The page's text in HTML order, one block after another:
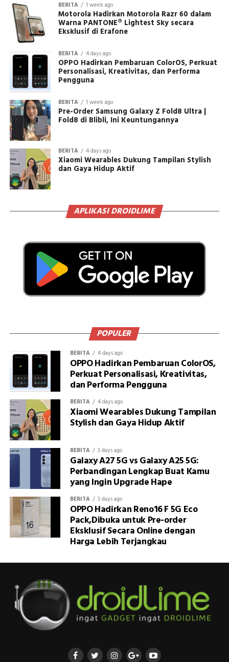
BERITA 1 week ago
Motorola Hadirkan Motorola Razr 60 dalam
Warna PANTONE® Lightest Sky secara
Eksklusif di Erafone
BERITA 4 days ago
OPPO Hadirkan Pembaruan ColorOS, Perkuat
Personalisasi, Kreativitas, dan Performa
Pengguna
BERITA 1 week ago
Pre-Order Samsung Galaxy Z Fold8 Ultra |
Fold8 di Blibli, Ini Keuntungannya
BERITA 4 days ago
Xiaomi Wearables Dukung Tampilan Stylish
dan Gaya Hidup Aktif
APLIKASI DROIDLIME
POPULER
BERITA 4 days ago
OPPO Hadirkan Pembaruan ColorOS,
Perkuat Personalisasi, Kreativitas,
dan Performa Pengguna
BERITA 4 days ago
Xiaomi Wearables Dukung Tampilan
Stylish dan Gaya Hidup Aktif
BERITA 3 days ago
Galaxy A27 5G vs Galaxy A25 5G:
Perbandingan Lengkap Buat Kamu
yang Ingin Upgrade Hape
BERITA 3 days ago
OPPO Hadirkan Reno16 F 5G Eco
Pack,Dibuka untuk Pre-order
Eksklusif Secara Online dengan
Harga Lebih Terjangkau